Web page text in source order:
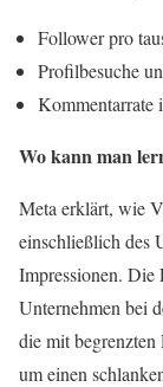
Follower pro
Profilbesuche
Kommentarrate
Wo kann man
Meta erklärt, wie
einschließlich des
Impressionen. Die
Unternehmen bei
die mit begrenzten
um einen